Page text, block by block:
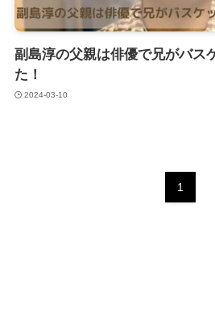
副島淳の父親は俳優で兄がバス
た！
2024-03-10
1